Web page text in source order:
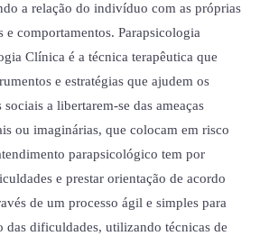
a relação do indivíduo com as próprias
e comportamentos. Parapsicologia
Clínica é a técnica terapêutica que
e estratégias que ajudem os
a libertarem-se das ameaças
ou imaginárias, que colocam em risco
parapsicológico tem por
e prestar orientação de acordo
de um processo ágil e simples para
das dificuldades, utilizando técnicas de